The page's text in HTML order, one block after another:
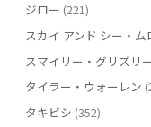
ジロー (221)
スカイ アンド シー・ム
スマイリー・グリズリ
タイラー・ウォーレン
タキビシ (352)